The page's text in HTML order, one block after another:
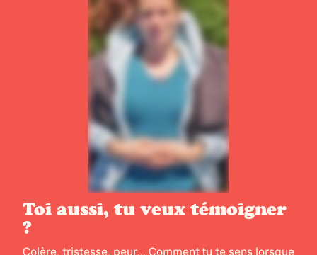
Toi aussi, tu veux témoigner
?
Colère, tristesse, peur... Comment tu te sens lorsque